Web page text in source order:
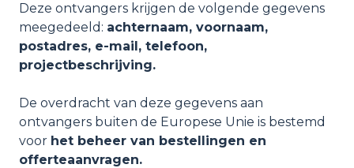
Deze ontvangers krijgen de volgende gegevens
meegedeeld: achternaam, voornaam,
postadres, e-mail, telefoon,
projectbeschrijving.
De overdracht van deze gegevens aan
ontvangers buiten de Europese Unie is bestemd
voor het beheer van bestellingen en
offerteaanvragen.